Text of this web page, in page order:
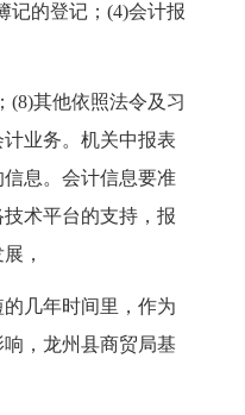
的登记；(4)会计报
其他依照法令及习
业务。机关中报表
息。会计信息要准
术平台的支持，报
，
几年时间里，作为
，龙州县商贸局基